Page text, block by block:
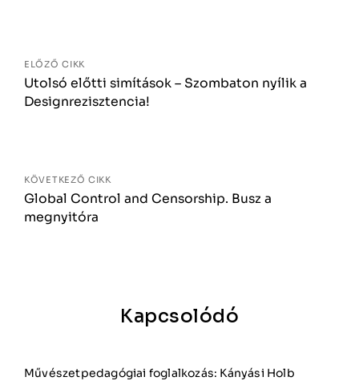
ELŐZŐ CIKK
Utolsó előtti simítások – Szombaton nyílik a
Designrezisztencia!
KÖVETKEZŐ CIKK
Global Control and Censorship. Busz a
megnyitóra
Kapcsolódó
Művészetpedagógiai foglalkozás: Kányási Holb